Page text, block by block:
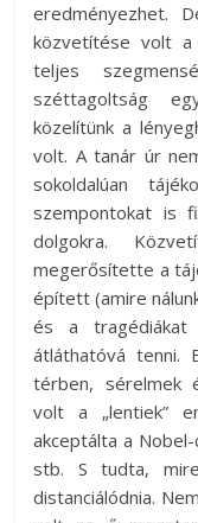
eredményezhet.
közvetítése volt a
teljes
széttagoltság
közelítünk a
volt. A tanár úr
sokoldalúan
szempontokat is
dolgokra.
megerősítette a
épített (amire
és a tragédiákat
átláthatóvá tenni.
térben, sérelmek
volt a „lentiek”
akceptálta a
stb. S tudta,
distanciálódnia.